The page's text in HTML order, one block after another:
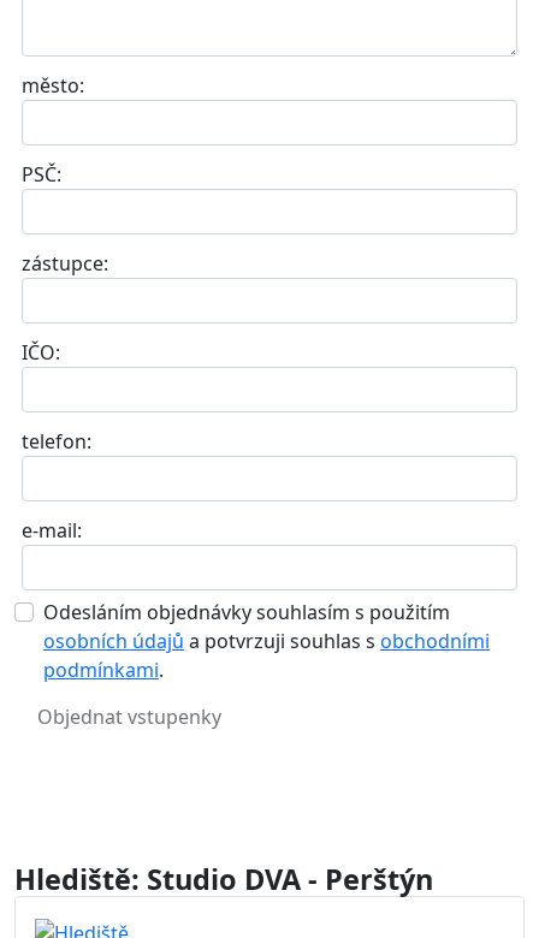
město:
PSČ:
zástupce:
IČO:
telefon:
e-mail:
Odesláním objednávky souhlasím s použitím
osobních údajů a potvrzuji souhlas s obchodními
podmínkami.
Hlediště: Studio DVA - Perštýn